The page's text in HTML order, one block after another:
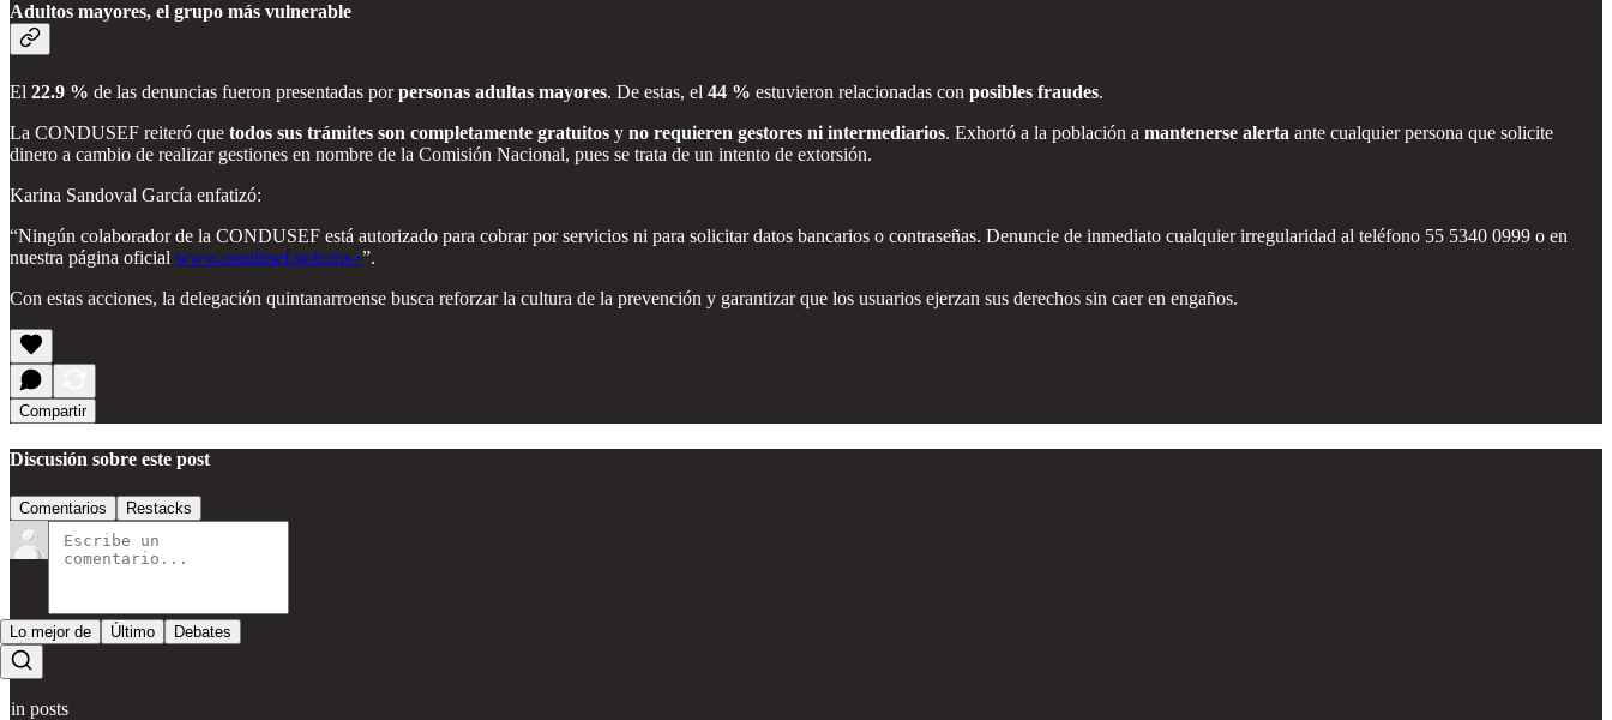
Adultos mayores, el grupo más vulnerable
El 22.9 % de las denuncias fueron presentadas porpersonas adultas mayores. De estas, el 44 % estuvieron relacionadas con posibles fraudes.
La CONDUSEF reiteró que todos sus trámites son completamente gratuitos y no requieren gestores ni intermediarios. Exhortó a la población a mantenerse alerta ante cualquier persona que solicite
dinero a cambio de realizar gestiones en nombre de la Comisión Nacional, pues se trata de un intento de extorsión.
Karina Sandoval García enfatizó:
“Ningún colaborador de la CONDUSEF está autorizado para cobrar por servicios ni para solicitar datos bancarios o contraseñas. Denuncie de inmediato cualquier irregularidad al teléfono 55 5340 0999 o en
nuestra página oficial www.condusef.gob.mx»”.
Con estas acciones, la delegación quintanarroense busca reforzar la cultura de la prevención y garantizar que los usuarios ejerzan sus derechos sin caer en engaños.
Compartir
Discusión sobre este post
Comentarios Restacks
Lo mejor de Último Debates
Sin posts